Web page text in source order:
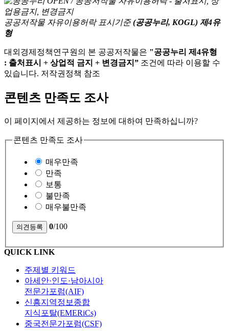
공공저작물 자유이용허락 표시기준 (공공누리, KOGL) 제4유
형
대외경제정책연구원의 본 공공저작물은 "공공누리 제4유형
: 출처표시 + 상업적 금지 + 변경금지” 조건에 따라 이용할 수
있습니다. 저작권정책 참조
콘텐츠 만족도 조사
이 페이지에서 제공하는 정보에 대하여 만족하십니까?
콘텐츠 만족도 조사
매우만족
만족
보통
불만족
매우불만족
0/100
QUICK LINK
주제별 키워드
아세안·인도·남아시아
전문가포럼(AIF)
신흥지역정보종합
지식포탈(EMERiCs)
중국전문가포럼(CSF)